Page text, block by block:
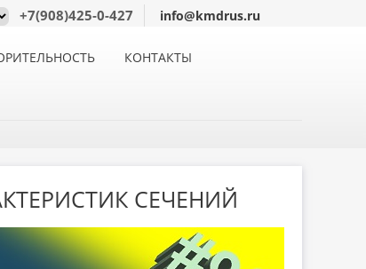
+7(908)425-0-427 info@kmdrus.ru
КОНТАКТЫ
СЕЧЕНИЙ